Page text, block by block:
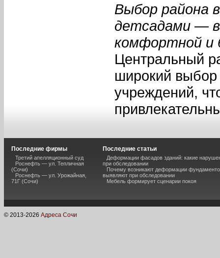
Выбор района
детсадами —
комфортной и
Центральный
широкий выбор
учреждений,
Последние фирмы
Третий апелляционный суд
Роснефть — ул. Тепличная
(Сочи)
Роснефть — ул. Урожайная,
71Г (Сочи)
Последние статьи
Деформации фасадов зданий: какие
при обследовании
Почему возникают деформации
выявляют при обследовании
Мебель формирует сценарии покоя
© 2013-2026 Адреса Сочи